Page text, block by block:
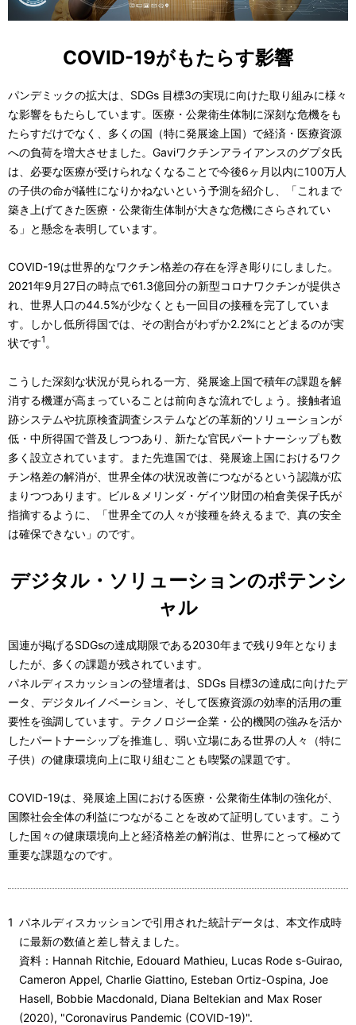
COVID-19がもたらす影響
パンデミックの拡大は、SDGs 目標3の実現に向けた取り組みに様々
な影響をもたらしています。医療・公衆衛生体制に深刻な危機をも
たらすだけでなく、多くの国（特に発展途上国）で経済・医療資源
への負荷を増大させました。Gaviワクチンアライアンスのグプタ氏
は、必要な医療が受けられなくなることで今後6ヶ月以内に100万人
の子供の命が犠牲になりかねないという予測を紹介し、「これまで
築き上げてきた医療・公衆衛生体制が大きな危機にさらされてい
る」と懸念を表明しています。
COVID-19は世界的なワクチン格差の存在を浮き彫りにしました。
2021年9月27日の時点で61.3億回分の新型コロナワクチンが提供さ
れ、世界人口の44.5%が少なくとも一回目の接種を完了していま
す。しかし低所得国では、その割合がわずか2.2%にとどまるのが実
状です1 。
こうした深刻な状況が見られる一方、発展途上国で積年の課題を解
消する機運が高まっていることは前向きな流れでしょう。接触者追
跡システムや抗原検査調査システムなどの革新的ソリューションが
低・中所得国で普及しつつあり、新たな官民パートナーシップも数
多く設立されています。また先進国では、発展途上国におけるワク
チン格差の解消が、世界全体の状況改善につながるという認識が広
まりつつあります。ビル＆メリンダ・ゲイツ財団の柏倉美保子氏が
指摘するように、「世界全ての人々が接種を終えるまで、真の安全
は確保できない」のです。
デジタル・ソリューションのポテンシ
ャル
国連が掲げるSDGsの達成期限である2030年まで残り9年となりま
したが、多くの課題が残されています。
パネルディスカッションの登壇者は、SDGs 目標3の達成に向けたデ
ータ、デジタルイノベーション、そして医療資源の効率的活用の重
要性を強調しています。テクノロジー企業・公的機関の強みを活か
したパートナーシップを推進し、弱い立場にある世界の人々（特に
子供）の健康環境向上に取り組むことも喫緊の課題です。
COVID-19は、発展途上国における医療・公衆衛生体制の強化が、
国際社会全体の利益につながることを改めて証明しています。こう
した国々の健康環境向上と経済格差の解消は、世界にとって極めて
重要な課題なのです。
1 パネルディスカッションで引用された統計データは、本文作成時
に最新の数値と差し替えました。
資料：Hannah Ritchie, Edouard Mathieu, Lucas Rode s-Guirao,
Cameron Appel, Charlie Giattino, Esteban Ortiz-Ospina, Joe
Hasell, Bobbie Macdonald, Diana Beltekian and Max Roser
(2020), "Coronavirus Pandemic (COVID-19)".